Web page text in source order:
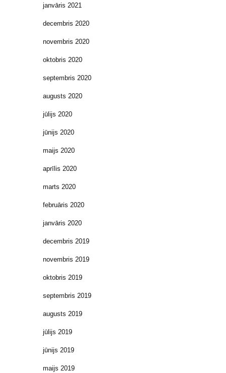
janvāris 2021
decembris 2020
novembris 2020
oktobris 2020
septembris 2020
augusts 2020
jūlijs 2020
jūnijs 2020
maijs 2020
aprīlis 2020
marts 2020
februāris 2020
janvāris 2020
decembris 2019
novembris 2019
oktobris 2019
septembris 2019
augusts 2019
jūlijs 2019
jūnijs 2019
maijs 2019